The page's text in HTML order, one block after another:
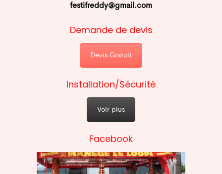
festifreddy@gmail.com
Demande de devis
Devis Gratuit
Installation/Sécurité
Voir plus
Facebook